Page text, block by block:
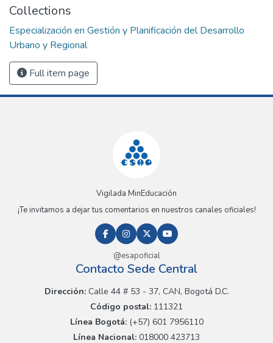
Collections
Especialización en Gestión y Planificación del Desarrollo
Urbano y Regional
Full item page
Vigilada MinEducación
¡Te invitamos a dejar tus comentarios en nuestros canales oficiales!
@esapoficial
Contacto Sede Central
Dirección:Calle 44 # 53 - 37, CAN, Bogotá D.C.
Código postal: 111321
Línea Bogotá:(+57) 601 7956110
Línea Nacional: 018000 423713